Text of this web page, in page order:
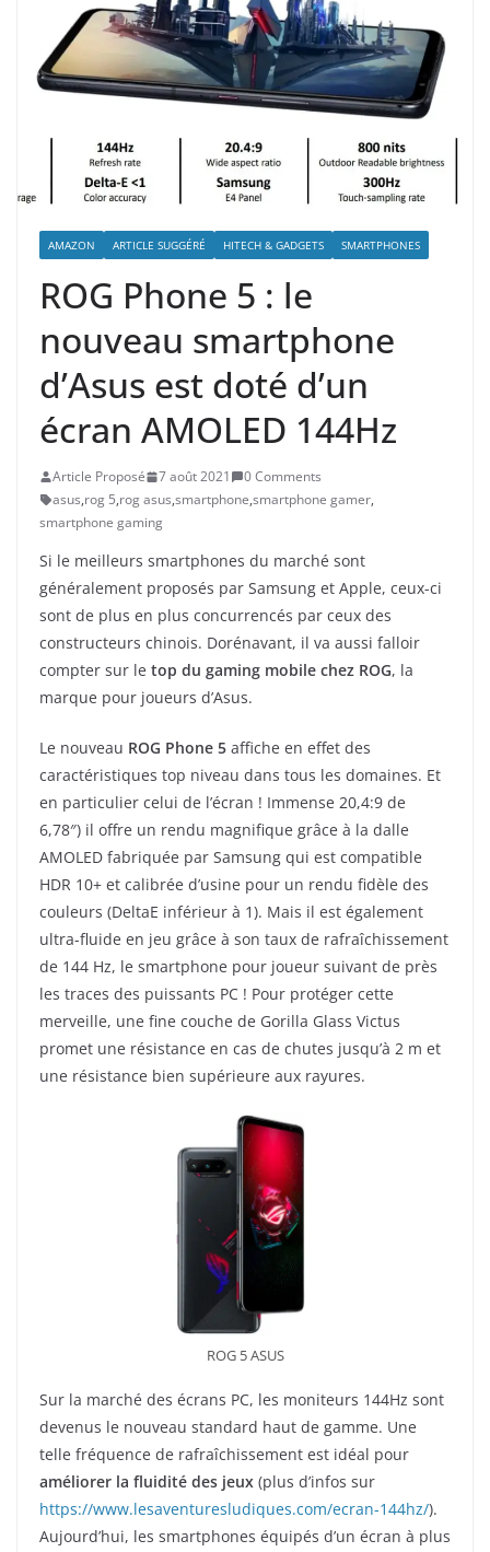
AMAZON ARTICLE SUGGÉRÉ HITECH & GADGETS SMARTPHONES
ROG Phone 5 : le
nouveau smartphone
d’Asus est doté d’un
écran AMOLED 144Hz
Article Proposé 7 août 2021
0 Comments
asus,rog 5,rog asus,smartphone,smartphone gamer,
smartphone gaming
Si le meilleurs smartphones du marché sont
généralement proposés par Samsung et Apple, ceux-ci
sont de plus en plus concurrencés par ceux des
constructeurs chinois. Dorénavant, il va aussi falloir
compter sur le top du gaming mobile chez ROG, la
marque pour joueurs d’Asus.
Le nouveau ROG Phone 5 affiche en effet des
caractéristiques top niveau dans tous les domaines. Et
en particulier celui de l’écran ! Immense 20,4:9 de
6,78″) il offre un rendu magnifique grâce à la dalle
AMOLED fabriquée par Samsung qui est compatible
HDR 10+ et calibrée d’usine pour un rendu fidèle des
couleurs (DeltaE inférieur à 1). Mais il est également
ultra-fluide en jeu grâce à son taux de rafraîchissement
de 144 Hz, le smartphone pour joueur suivant de près
les traces des puissants PC ! Pour protéger cette
merveille, une fine couche de Gorilla Glass Victus
promet une résistance en cas de chutes jusqu’à 2 m et
une résistance bien supérieure aux rayures.
ROG 5 ASUS
Sur la marché des écrans PC, les moniteurs 144Hz sont
devenus le nouveau standard haut de gamme. Une
telle fréquence de rafraîchissement est idéal pour
améliorer la fluidité des jeux (plus d’infos sur
https://www.lesaventuresludiques.com/ecran-144hz/​).
Aujourd’hui, les smartphones équipés d’un écran à plus